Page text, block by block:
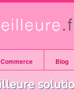
Blog